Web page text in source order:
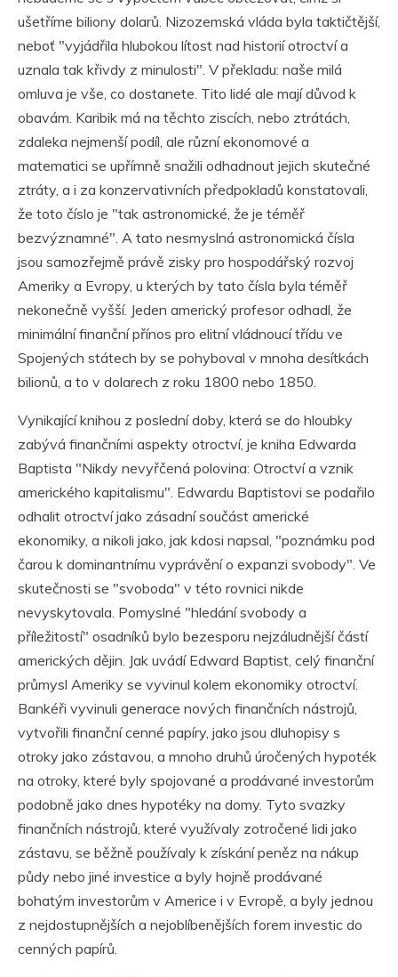
ušetříme biliony dolarů. Nizozemská vláda byla taktičtější,
neboť "vyjádřila hlubokou lítost nad historií otroctví a
uznala tak křivdy z minulosti". V překladu: naše milá
omluva je vše, co dostanete. Tito lidé ale mají důvod k
obavám. Karibik má na těchto ziscích, nebo ztrátách,
zdaleka nejmenší podíl, ale různí ekonomové a
matematici se upřímně snažili odhadnout jejich skutečné
ztráty, a i za konzervativních předpokladů konstatovali,
že toto číslo je "tak astronomické, že je téměř
bezvýznamné". A tato nesmyslná astronomická čísla
jsou samozřejmě právě zisky pro hospodářský rozvoj
Ameriky a Evropy, u kterých by tato čísla byla téměř
nekonečně vyšší. Jeden americký profesor odhadl, že
minimální finanční přínos pro elitní vládnoucí třídu ve
Spojených státech by se pohyboval v mnoha desítkách
bilionů, a to v dolarech z roku 1800 nebo 1850.
Vynikající knihou z poslední doby, která se do hloubky
zabývá finančními aspekty otroctví, je kniha Edwarda
Baptista "Nikdy nevyřčená polovina: Otroctví a vznik
amerického kapitalismu". Edwardu Baptistovi se podařilo
odhalit otroctví jako zásadní součást americké
ekonomiky, a nikoli jako, jak kdosi napsal, "poznámku pod
čarou k dominantnímu vyprávění o expanzi svobody". Ve
skutečnosti se "svoboda" v této rovnici nikde
nevyskytovala. Pomyslné "hledání svobody a
příležitostí" osadníků bylo bezesporu nejzáludnější částí
amerických dějin. Jak uvádí Edward Baptist, celý finanční
průmysl Ameriky se vyvinul kolem ekonomiky otroctví.
Bankéři vyvinuli generace nových finančních nástrojů,
vytvořili finanční cenné papíry, jako jsou dluhopisy s
otroky jako zástavou, a mnoho druhů úročených hypoték
na otroky, které byly spojované a prodávané investorům
podobně jako dnes hypotéky na domy. Tyto svazky
finančních nástrojů, které využívaly zotročené lidi jako
zástavu, se běžně používaly k získání peněz na nákup
půdy nebo jiné investice a byly hojně prodávané
bohatým investorům v Americe i v Evropě, a byly jednou
z nejdostupnějších a nejoblíbenějších forem investic do
cenných papírů.